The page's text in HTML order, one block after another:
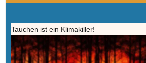
Tauchen ist ein Klimakiller!